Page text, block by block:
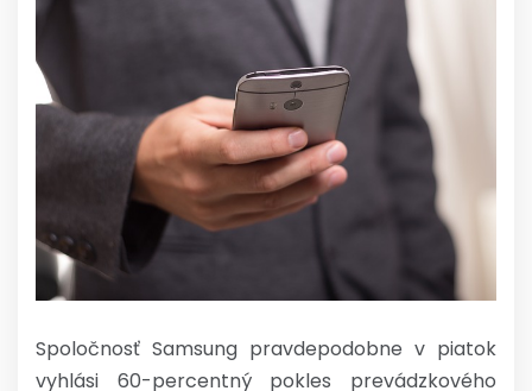
Spoločnosť Samsung pravdepodobne v piatok
vyhlási 60-percentný pokles prevádzkového